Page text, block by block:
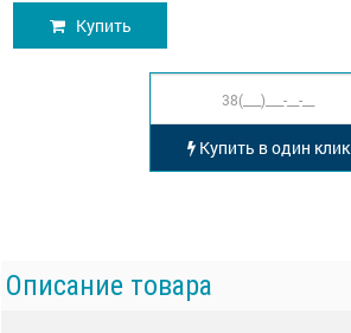
Купить
Купить в один клик
Описание товара